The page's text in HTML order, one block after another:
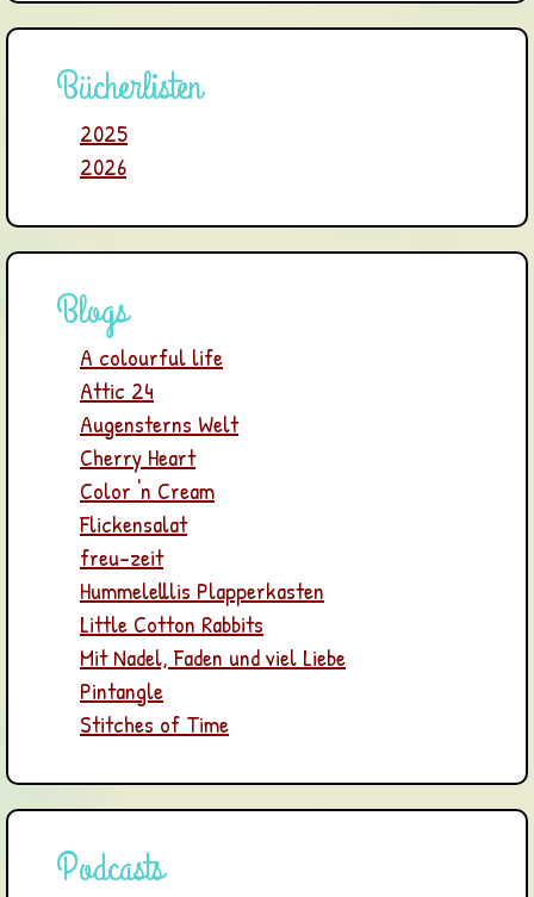
Bücherlisten
2025
2026
Blogs
A colourful life
Attic 24
Augensterns Welt
Cherry Heart
Color 'n Cream
Flickensalat
freu-zeit
Hummelelllis Plapperkasten
Little Cotton Rabbits
Mit Nadel, Faden und viel Liebe
Pintangle
Stitches of Time
Podcasts